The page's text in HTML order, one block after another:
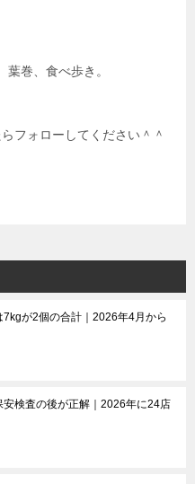
巻、食べ歩き。
フォローしてください＾＾
が2個の合計｜2026年4月から
安検査の後が正解｜2026年に24店